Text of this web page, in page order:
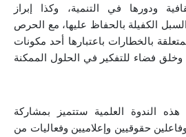
ودورها في التنمية، وكذا إبراز
الكفيلة بالحفاظ عليها، مع الحرص
بالخطارات باعتبارها أحد مكونات
وخلق فضاء للتفكير في الحلول الممكنة
الندوة العلمية ستتميز بمشاركة
حقوقيين وإعلاميين وفعاليات من